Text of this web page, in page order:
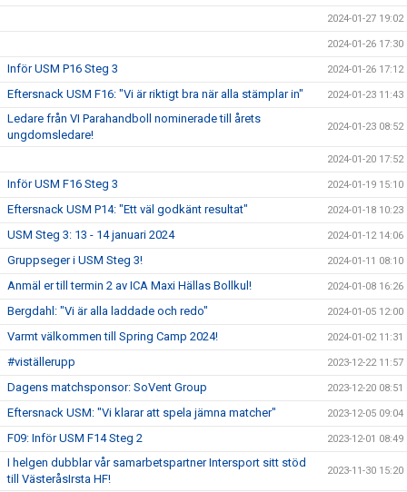
2024-01-27 19:02
2024-01-26 17:30
Inför USM P16 Steg 3 2024-01-26 17:12
Eftersnack USM F16: "Vi är riktigt bra när alla stämplar in" 2024-01-23 11:43
Ledare från VI Parahandboll nominerade till årets
ungdomsledare!
2024-01-23 08:52
2024-01-20 17:52
Inför USM F16 Steg 3 2024-01-19 15:10
Eftersnack USM P14: "Ett väl godkänt resultat" 2024-01-18 10:23
USM Steg 3: 13 - 14 januari 2024 2024-01-12 14:06
Gruppseger i USM Steg 3! 2024-01-11 08:10
Anmäl er till termin 2 av ICA Maxi Hällas Bollkul! 2024-01-08 16:26
Bergdahl: "Vi är alla laddade och redo" 2024-01-05 12:00
Varmt välkommen till Spring Camp 2024! 2024-01-02 11:31
#viställerupp 2023-12-22 11:57
Dagens matchsponsor: SoVent Group 2023-12-20 08:51
Eftersnack USM: "Vi klarar att spela jämna matcher" 2023-12-05 09:04
F09: Inför USM F14 Steg 2 2023-12-01 08:49
I helgen dubblar vår samarbetspartner Intersport sitt stöd
till VästeråsIrsta HF!
2023-11-30 15:20